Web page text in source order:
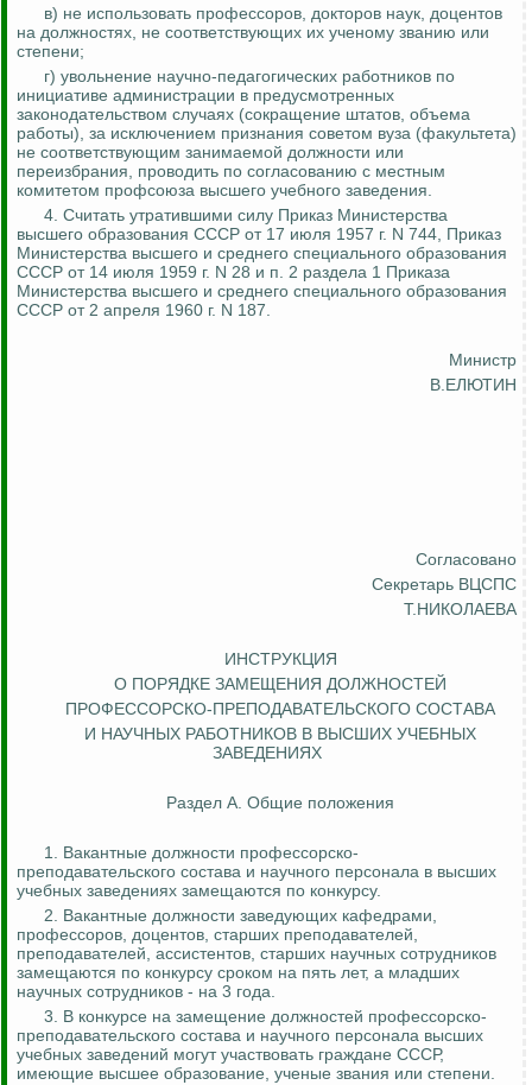
в) не использовать профессоров, докторов наук, доцентов
на должностях, не соответствующих их ученому званию или
степени;
г) увольнение научно-педагогических работников по
инициативе администрации в предусмотренных
законодательством случаях (сокращение штатов, объема
работы), за исключением признания советом вуза (факультета)
не соответствующим занимаемой должности или
переизбрания, проводить по согласованию с местным
комитетом профсоюза высшего учебного заведения.
4. Считать утратившими силу Приказ Министерства
высшего образования СССР от 17 июля 1957 г. N 744, Приказ
Министерства высшего и среднего специального образования
СССР от 14 июля 1959 г. N 28 и п. 2 раздела 1 Приказа
Министерства высшего и среднего специального образования
СССР от 2 апреля 1960 г. N 187.
Министр
В.ЕЛЮТИН
Согласовано
Секретарь ВЦСПС
Т.НИКОЛАЕВА
ИНСТРУКЦИЯ
О ПОРЯДКЕ ЗАМЕЩЕНИЯ ДОЛЖНОСТЕЙ
ПРОФЕССОРСКО-ПРЕПОДАВАТЕЛЬСКОГО СОСТАВА
И НАУЧНЫХ РАБОТНИКОВ В ВЫСШИХ УЧЕБНЫХ
ЗАВЕДЕНИЯХ
Раздел А. Общие положения
1. Вакантные должности профессорско-
преподавательского состава и научного персонала в высших
учебных заведениях замещаются по конкурсу.
2. Вакантные должности заведующих кафедрами,
профессоров, доцентов, старших преподавателей,
преподавателей, ассистентов, старших научных сотрудников
замещаются по конкурсу сроком на пять лет, а младших
научных сотрудников - на 3 года.
3. В конкурсе на замещение должностей профессорско-
преподавательского состава и научного персонала высших
учебных заведений могут участвовать граждане СССР,
имеющие высшее образование, ученые звания или степени.